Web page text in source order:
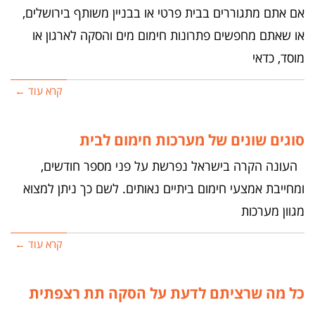
אם אתם מתגוררים בבית פרטי או בבניין משותף בירושלים,
או שאתם מחפשים פתרונות חימום מים והסקה לארגון או
מוסד, כדאי
קרא עוד ←
סוגים שונים של מערכות חימום לבית
העונה הקרה בישראל נפרשת על פני מספר חודשים,
ומחייבת אמצעי חימום ביתיים נאותים. לשם כך ניתן למצוא
מגוון מערכות
קרא עוד ←
כל מה שרציתם לדעת על הסקה תת רצפתית